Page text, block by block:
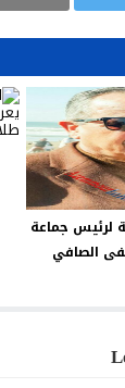
لرئيس جماعة
الصافي